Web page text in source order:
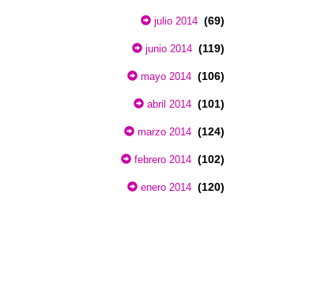
julio 2014 (69)
junio 2014 (119)
mayo 2014 (106)
abril 2014 (101)
marzo 2014 (124)
febrero 2014 (102)
enero 2014 (120)